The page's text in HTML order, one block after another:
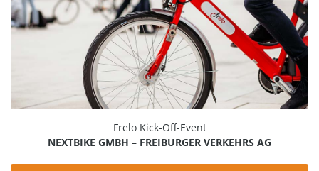
Frelo Kick-Off-Event
NEXTBIKE GMBH – FREIBURGER VERKEHRS AG